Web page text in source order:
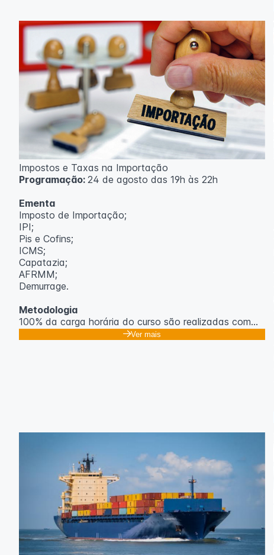
Impostos e Taxas na Importação
Programação: 24 de agosto das 19h às 22h
Ementa
Imposto de Importação;
IPI;
Pis e Cofins;
ICMS;
Capatazia;
AFRMM;
Demurrage.
Metodologia
100% da carga horária do curso são realizadas com
Gabriel Damasceno
Ver mais